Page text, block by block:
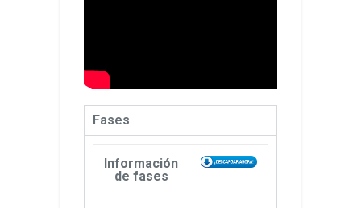
Fases
Información
de fases